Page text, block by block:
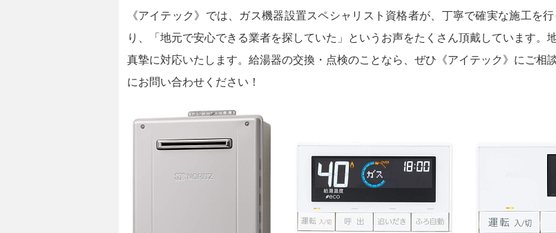
《アイテック》では、ガス機器設置スペシャリスト資格者が、丁寧で確実な施工を
り、「地元で安心できる業者を探していた」というお声をたくさん頂戴しています。
真摯に対応いたします。給湯器の交換・点検のことなら、ぜひ《アイテック》にご相
にお問い合わせください！